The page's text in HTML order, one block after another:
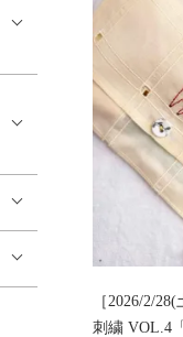
［2026/2/
刺繍 VOL.4